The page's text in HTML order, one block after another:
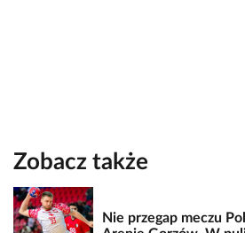
Zobacz także
Nie przegap meczu